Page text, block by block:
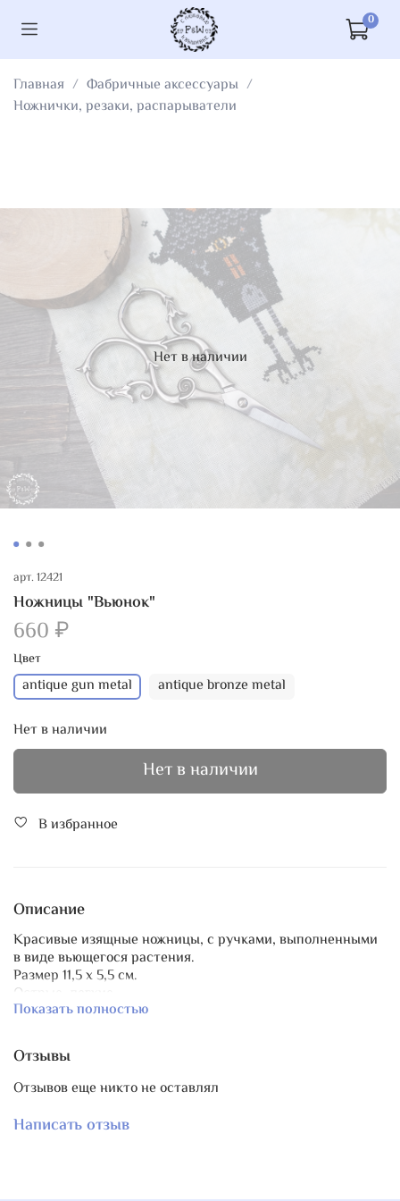
0
Главная
Фабричные аксессуары
Ножнички, резаки, распарыватели
Нет в наличии
арт.12421
Ножницы "Вьюнок"
660 ₽
Цвет
antique gun metal
antique bronze metal
Нет в наличии
Нет в наличии
В избранное
Описание
Красивые изящные ножницы, с ручками, выполненными
в виде вьющегося растения.
Размер 11,5 х 5,5 см.
Острые, легкие.
Представлены в двух цветах: antique gun metal (серый
Показать полностью
Отзывы
Отзывов еще никто не оставлял
Написать отзыв